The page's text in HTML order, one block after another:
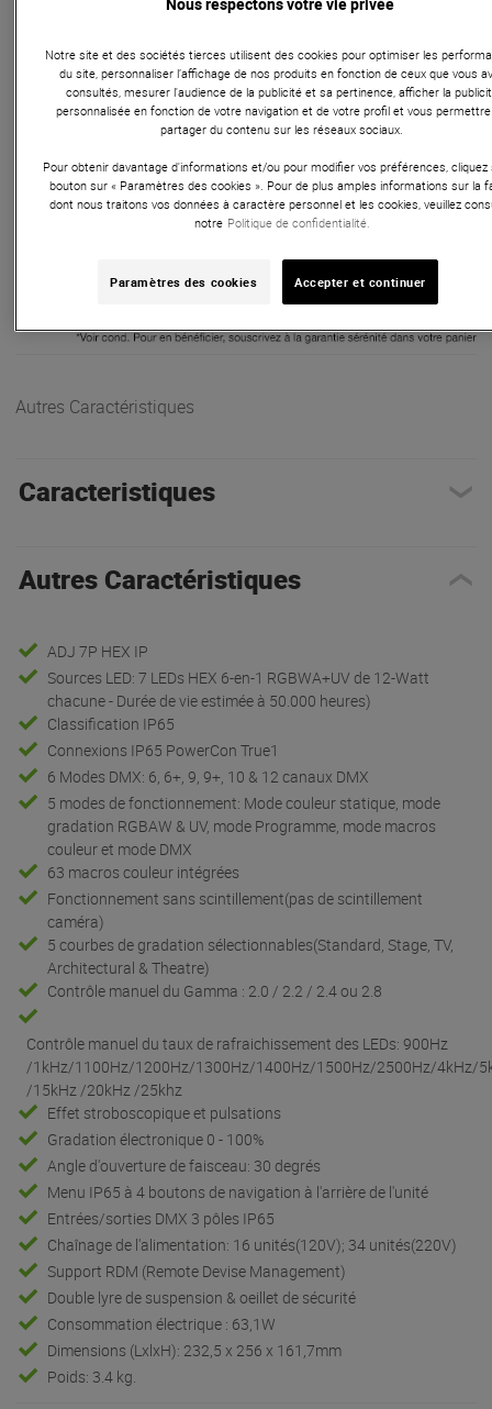
Le 7P HEX IP d'ADJ est un projecteur PAR IP65 puissant à
modes de fonctionnement : mode de gradation RGBWA+UV,
mode AutoRun, Mode Macro couleur, Mode couleur statique
et Mode DMX. Le 7P HEX IP peut être piloté via 4 différents
ARTICLE N° 62021
Autres Caractéristiques
Caracteristiques
Autres Caractéristiques
ADJ 7P HEX IP
Sources LED: 7 LEDs HEX 6-en-1 RGBWA+UV de 12-Watt
chacune - Durée de vie estimée à 50.000 heures)
Classification IP65
Connexions IP65 PowerCon True1
6 Modes DMX: 6, 6+, 9, 9+, 10 & 12 canaux DMX
5 modes de fonctionnement: Mode couleur statique, mode
gradation RGBAW & UV, mode Programme, mode macros
couleur et mode DMX
63 macros couleur intégrées
Fonctionnement sans scintillement(pas de scintillement
caméra)
5 courbes de gradation sélectionnables(Standard, Stage, TV,
Architectural & Theatre)
Contrôle manuel du Gamma : 2.0 / 2.2 / 2.4 ou 2.8
Contrôle manuel du taux de rafraichissement des LEDs: 900Hz
/1kHz/1100Hz/1200Hz/1300Hz/1400Hz/1500Hz/2500Hz/4kHz/
/15kHz /20kHz /25khz
Effet stroboscopique et pulsations
Gradation électronique 0 - 100%
Angle d'ouverture de faisceau: 30 degrés
Menu IP65 à 4 boutons de navigation à l'arrière de l'unité
Entrées/sorties DMX 3 pôles IP65
Chaînage de l'alimentation: 16 unités(120V); 34 unités(220V)
Support RDM (Remote Devise Management)
Double lyre de suspension & oeillet de sécurité
Consommation électrique : 63,1W
Dimensions (LxlxH): 232,5 x 256 x 161,7mm
Poids: 3.4 kg.
Notre site et des sociétés tierces utilisent des cookies pour optimiser les
du site, personnaliser l’affichage de nos produits en fonction de ceux que vous
consultés, mesurer l'audience de la publicité et sa pertinence, afficher la
personnalisée en fonction de votre navigation et de votre profil et vous
partager du contenu sur les réseaux sociaux.
Pour obtenir davantage d'informations et/ou pour modifier vos préférences, cliquez
bouton sur « Paramètres des cookies ». Pour de plus amples informations sur la
dont nous traitons vos données à caractère personnel et les cookies, veuillez
notre Politique de confidentialité.
Paramètres des cookies Accepter et continuer